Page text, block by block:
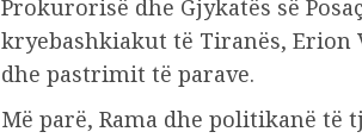
Prokurorisë dhe Gjykatës së
kryebashkiakut të Tiranës,
dhe pastrimit të parave.
Më parë, Rama dhe politikanë të